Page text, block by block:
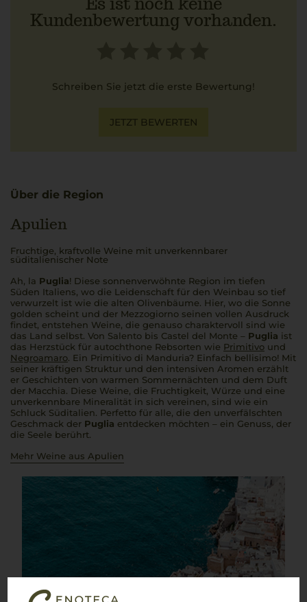
Kundenbewertung vorhanden.
Schreiben Sie jetzt die erste Bewertung!
JETZT BEWERTEN
Über die Region
Apulien
Fruchtige, kraftvolle Weine mit unverkennbarer
süditalienischer Note
Ah, la Puglia! Diese sonnenverwöhnte Region im tiefen
Süden Italiens, wo die Leidenschaft für den Weinbau so tief
verwurzelt ist wie die alten Olivenbäume. Hier, wo die Sonne
golden scheint und der Mezzogiorno seinen vollen Ausdruck
findet, entstehen Weine, die genauso charaktervoll sind wie
das Land selbst. Von Salento bis Castel del Monte – Puglia ist
das Herzstück für autochthone Rebsorten wie Primitivo und
Negroamaro. Ein Primitivo di Manduria? Einfach bellisimo! Mit
seiner kräftigen Struktur und den intensiven Aromen erzählt
er Geschichten von warmen Sommernächten und dem Duft
der Macchia. Diese Weine, die Fruchtigkeit, Würze und eine
unverkennbare Mineralität in sich vereinen, sind wie ein
Schluck Süditalien. Perfetto für alle, die den unverfälschten
Geschmack der Puglia entdecken möchten – ein Genuss, der
die Seele berührt.
Mehr Weine aus Apulien